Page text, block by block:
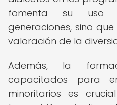
fomenta su uso
generaciones, sino
valoración de la
Además, la
capacitados para
minoritarios es